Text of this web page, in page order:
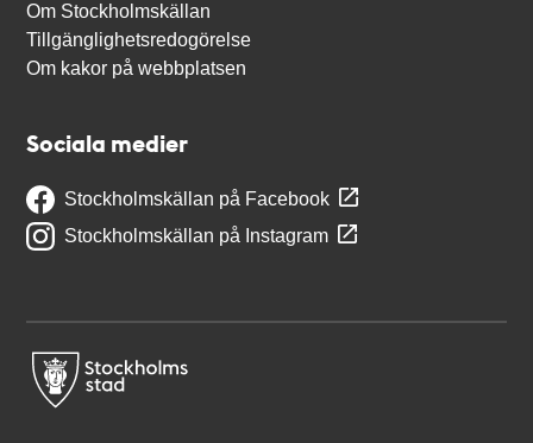
Om Stockholmskällan
Tillgänglighetsredogörelse
Om kakor på webbplatsen
Sociala medier
Stockholmskällan på Facebook
Stockholmskällan på Instagram